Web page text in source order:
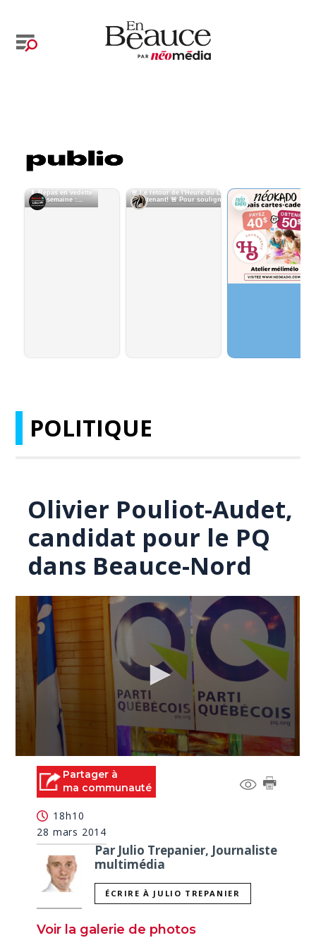
POLITIQUE
Olivier Pouliot-Audet,
candidat pour le PQ
dans Beauce-Nord
seconds
seconds
Partager à
ma communauté
18h10
28 mars 2014
Par Julio Trepanier, Journaliste
multimédia
ÉCRIRE À JULIO TREPANIER
Voir la galerie de photos